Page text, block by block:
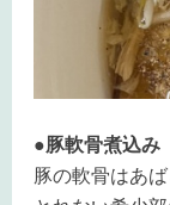
●豚軟骨煮込み
豚の軟骨はあ